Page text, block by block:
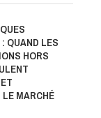
QUAND LES
HORS
MARCHÉ